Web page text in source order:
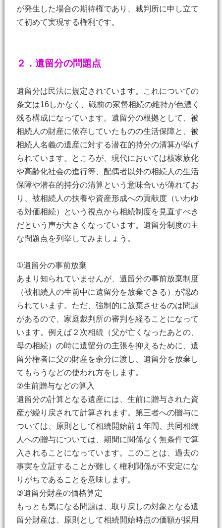
が発生した場合の期待権であり、裁判所に申し立て
て初めて実現する権利です。
２．遺留分の問題点
遺留分は民法に規定されています。これについての
条文は16しかなく、戦前の家督相続の維持が色濃く
残る構成になっています。遺留分の根拠として、被
相続人の財産に依存していたものの生活保障と、被
相続人名義の遺産に対する潜在的持分の清算が挙げ
られています。ところが、現代においては核家族化
や高齢化社会の進行等、配偶者以外の相続人の生活
保障や潜在的持分の清算という意味合いが薄れてお
り、被相続人の扶養や資産形成への貢献度（いわゆ
る対価相続）という視点から相続制度を見直すべき
だという声が大きくなっています。遺留分制度の主
な問題点を列挙してみましょう。
①遺留分の事前放棄
あまり知られていませんが、遺留分の事前放棄制度
（被相続人の生前中に遺留分を放棄できる）が認め
られています。ただ、強制的に放棄させるのは問題
があるので、家庭裁判所の審判を経ることになって
います。例えば２次相続（父が亡くなったあとの、
母の相続）の時に遺留分の主張を抑えるために、遺
留分権者に父の財産を余分に渡し、遺留分を放棄し
てもらうなどの使われ方をします。
②生前贈与などの算入
遺留分の計算となる遺産には、生前に贈与された資
産が繰り戻されて計算されます。第三者への贈与に
ついては、原則として相続開始前１年間、共同相続
人への贈与については、期間に関係なく無条件で算
入されることになっています。このことは、過去の
事実を立証することが難しく権利関係が不安定にな
りがちであることを意味します。
③遺留分財産の価格算定
もっとも気になる問題は、取り戻しの対象となる遺
留分財産は、原則として相続開始時点の価額が採用